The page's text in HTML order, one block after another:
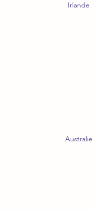
Irlande
Australie